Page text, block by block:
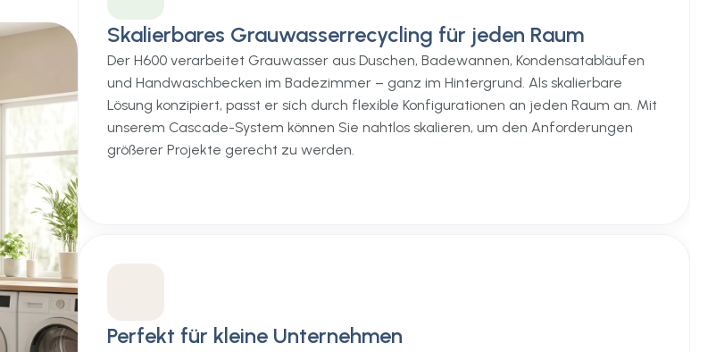
Skalierbares Grauwasserrecycling für jeden Raum
Der H600 verarbeitet Grauwasser aus Duschen, Badewannen, Kondensatabläufen
und Handwaschbecken im Badezimmer – ganz im Hintergrund. Als skalierbare
Lösung konzipiert, passt er sich durch flexible Konfigurationen an jeden Raum an. Mit
unserem Cascade-System können Sie nahtlos skalieren, um den Anforderungen
größerer Projekte gerecht zu werden.
Perfekt für kleine Unternehmen